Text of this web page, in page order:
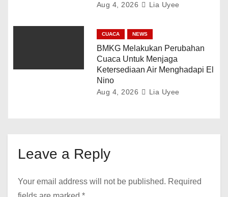
Aug 4, 2026 Lia Uyee
CUACA NEWS
BMKG Melakukan Perubahan
Cuaca Untuk Menjaga
Ketersediaan Air Menghadapi El
Nino
Aug 4, 2026 Lia Uyee
Leave a Reply
Your email address will not be published. Required